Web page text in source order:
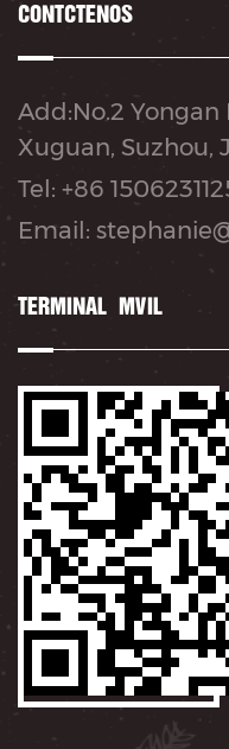
CONTÁCTENOS
Add:No.2
Xuguan, Suzhou,
Tel: +86
Email:
TERMINAL MÓVIL